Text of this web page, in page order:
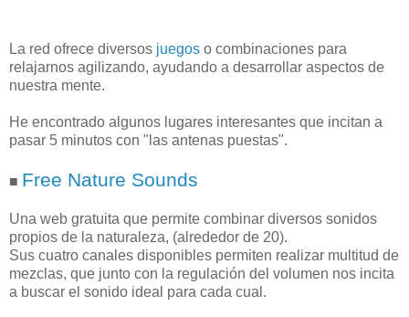
La red ofrece diversos juegos o combinaciones para
relajarnos agilizando, ayudando a desarrollar aspectos de
nuestra mente.
He encontrado algunos lugares interesantes que incitan a
pasar 5 minutos con "las antenas puestas".
■ Free Nature Sounds
Una web gratuita que permite combinar diversos sonidos
propios de la naturaleza, (alrededor de 20).
Sus cuatro canales disponibles permiten realizar multitud de
mezclas, que junto con la regulación del volumen nos incita
a buscar el sonido ideal para cada cual.